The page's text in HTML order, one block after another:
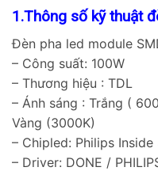
1.Thông số kỹ thuật
Đèn pha led module
– Công suất: 100W
– Thương hiệu : TDL
– Ánh sáng : Trắng (
Vàng (3000K)
– Chipled: Philips Inside
– Driver: DONE /